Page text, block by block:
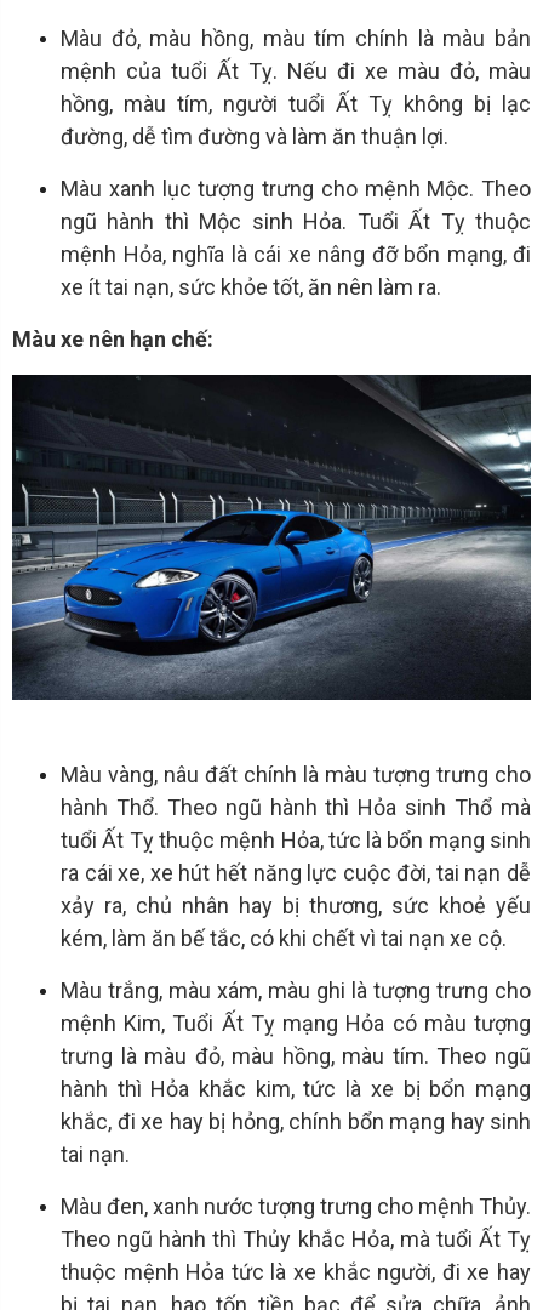
Màu đỏ, màu hồng, màu tím chính là màu bản
mệnh của tuổi Ất Tỵ. Nếu đi xe màu đỏ, màu
hồng, màu tím, người tuổi Ất Tỵ không bị lạc
đường, dễ tìm đường và làm ăn thuận lợi.
Màu xanh lục tượng trưng cho mệnh Mộc. Theo
ngũ hành thì Mộc sinh Hỏa. Tuổi Ất Tỵ thuộc
mệnh Hỏa, nghĩa là cái xe nâng đỡ bổn mạng, đi
xe ít tai nạn, sức khỏe tốt, ăn nên làm ra.
Màu xe nên hạn chế:
Màu vàng, nâu đất chính là màu tượng trưng cho
hành Thổ. Theo ngũ hành thì Hỏa sinh Thổ mà
tuổi Ất Tỵ thuộc mệnh Hỏa, tức là bổn mạng sinh
ra cái xe, xe hút hết năng lực cuộc đời, tai nạn dễ
xảy ra, chủ nhân hay bị thương, sức khoẻ yếu
kém, làm ăn bế tắc, có khi chết vì tai nạn xe cộ.
Màu trắng, màu xám, màu ghi là tượng trưng cho
mệnh Kim, Tuổi Ất Tỵ mạng Hỏa có màu tượng
trưng là màu đỏ, màu hồng, màu tím. Theo ngũ
hành thì Hỏa khắc kim, tức là xe bị bổn mạng
khắc, đi xe hay bị hỏng, chính bổn mạng hay sinh
tai nạn.
Màu đen, xanh nước tượng trưng cho mệnh Thủy.
Theo ngũ hành thì Thủy khắc Hỏa, mà tuổi Ất Tỵ
thuộc mệnh Hỏa tức là xe khắc người, đi xe hay
bị tai nạn, hao tốn tiền bạc để sửa chữa, ảnh